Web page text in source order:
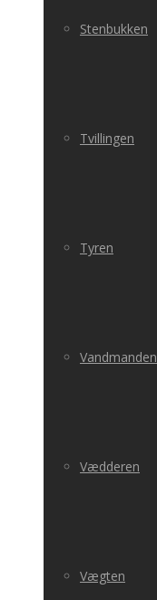
Stenbukken
Tvillingen
Tyren
Vandmanden
Vædderen
Vægten